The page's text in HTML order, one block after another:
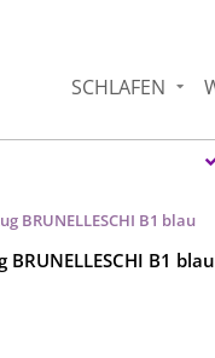
SCHLAFEN
BRUNELLESCHI B1 blau
B1 blau